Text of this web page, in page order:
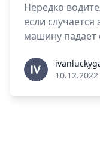
Нередко
если
машину падает
ivanluckygaming
10.12.2022